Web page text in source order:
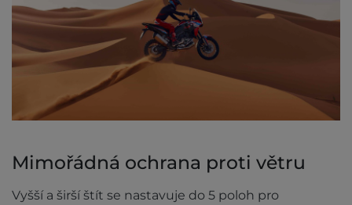
Mimořádná ochrana proti větru
Vyšší a širší štít se nastavuje do 5 poloh pro